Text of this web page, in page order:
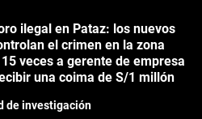
ilegal en Pataz: los nuevos
el crimen en la zona
veces a gerente de empresa
una coima de S/1 millón
de investigación